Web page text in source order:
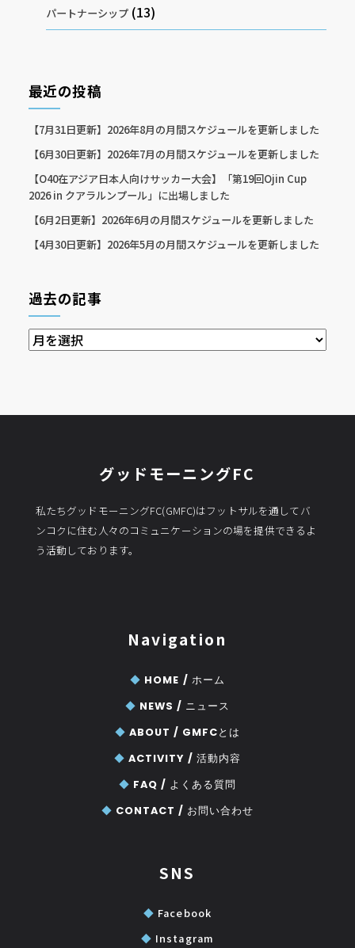
パートナーシップ (13)
最近の投稿
【7月31日更新】2026年8月の月間スケジュールを更新しました
【6月30日更新】2026年7月の月間スケジュールを更新しました
【O40在アジア日本人向けサッカー大会】「第19回Ojin Cup
2026 in クアラルンプール」に出場しました
【6月2日更新】2026年6月の月間スケジュールを更新しました
【4月30日更新】2026年5月の月間スケジュールを更新しました
過去の記事
過
去
事
グッドモーニングFC
私たちグッドモーニングFC(GMFC)はフットサルを通してバ
ンコクに住む人々のコミュニケーションの場を提供できるよ
う活動しております。
Navigation
◆ HOME / ホーム
◆ NEWS / ニュース
◆ ABOUT / GMFCとは
◆ ACTIVITY / 活動内容
◆ FAQ / よくある質問
◆ CONTACT / お問い合わせ
SNS
◆ Facebook
◆ Instagram